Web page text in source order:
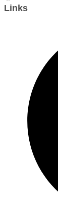
Links